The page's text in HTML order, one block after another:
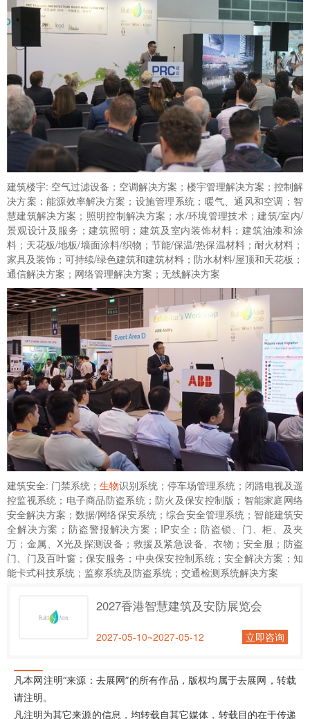
建筑楼宇: 空气过滤设备；空调解决方案；楼宇管理解决方案；控制解
决方案；能源效率解决方案；设施管理系统；暖气、通风和空调；智
慧建筑解决方案；照明控制解决方案；水/环境管理技术；建筑/室内/
景观设计及服务；建筑照明；建筑及室内装饰材料；建筑油漆和涂
料；天花板/地板/墙面涂料/织物；节能/保温/热保温材料；耐火材料；
家具及装饰；可持续/绿色建筑和建筑材料；防水材料/屋顶和天花板；
通信解决方案；网络管理解决方案；无线解决方案
建筑安全: 门禁系统； 生物识别系统；停车场管理系统；闭路电视及遥
控监视系统；电子商品防盗系统；防火及保安控制版；智能家庭网络
安全解决方案；数据/网络保安系统；综合安全管理系统；智能建筑安
全解决方案；防盗警报解决方案；IP安全；防盗锁、门、柜、及夹
万；金属、X光及探测设备；救援及紧急设备、衣物；安全服；防盗
门、门及百叶窗；保安服务；中央保安控制系统；安全解决方案；知
能卡式科技系统；监察系统及防盗系统；交通检测系统解决方案
2027香港智慧建筑及安防展览会
2027-05-10~2027-05-12 立即咨询
凡本网注明“来源：去展网”的所有作品，版权均属于去展网，转载
请注明。
凡注明为其它来源的信息，均转载自其它媒体，转载目的在于传递